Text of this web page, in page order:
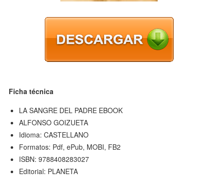
Ficha técnica
LA SANGRE DEL PADRE EBOOK
ALFONSO GOIZUETA
Idioma: CASTELLANO
Formatos: Pdf, ePub, MOBI, FB2
ISBN: 9788408283027
Editorial: PLANETA